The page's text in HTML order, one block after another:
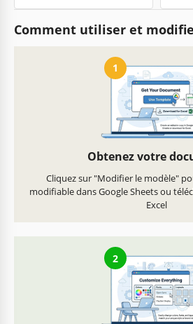
Comment utiliser et
1
Obtenez votre
Cliquez sur "Modifier le modèle"
modifiable dans Google Sheets ou
Excel
2